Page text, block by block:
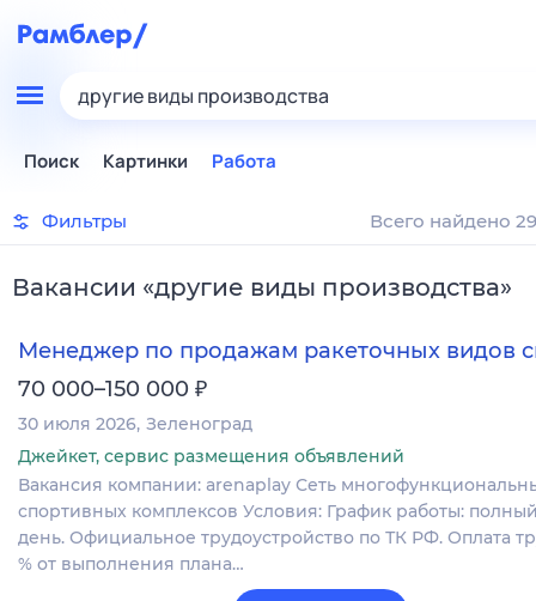
другие виды производства
Поиск Картинки Работа
Фильтры Всего найдено
Вакансии «другие виды производства»
Менеджер по продажам ракеточных видов
70 000–150 000 ₽
30 июля 2026 Зеленоград
Джейкет, сервис размещения объявлений
Вакансия компании: arenaplay Сеть
спортивных комплексов Условия: График работы:
день. Официальное трудоустройство по ТК РФ. Оплата
% от выполнения плана…